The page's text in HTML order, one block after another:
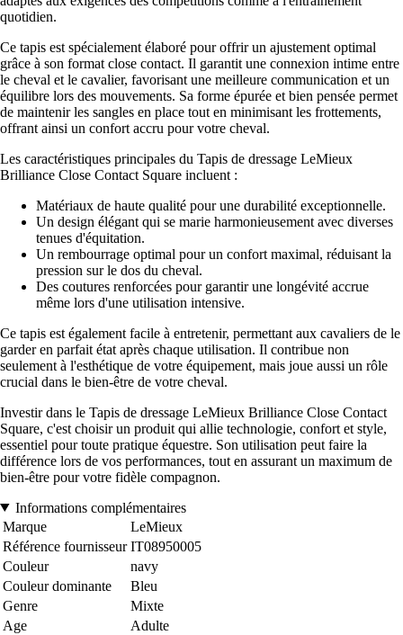
quotidien.
Ce tapis est spécialement élaboré pour offrir un ajustement optimal
grâce à son format close contact. Il garantit une connexion intime entre
le cheval et le cavalier, favorisant une meilleure communication et un
équilibre lors des mouvements. Sa forme épurée et bien pensée permet
de maintenir les sangles en place tout en minimisant les frottements,
offrant ainsi un confort accru pour votre cheval.
Les caractéristiques principales du Tapis de dressage LeMieux
Brilliance Close Contact Square incluent :
Matériaux de haute qualité pour une durabilité exceptionnelle.
Un design élégant qui se marie harmonieusement avec diverses
tenues d'équitation.
Un rembourrage optimal pour un confort maximal, réduisant la
pression sur le dos du cheval.
Des coutures renforcées pour garantir une longévité accrue
même lors d'une utilisation intensive.
Ce tapis est également facile à entretenir, permettant aux cavaliers de le
garder en parfait état après chaque utilisation. Il contribue non
seulement à l'esthétique de votre équipement, mais joue aussi un rôle
crucial dans le bien-être de votre cheval.
Investir dans le Tapis de dressage LeMieux Brilliance Close Contact
Square, c'est choisir un produit qui allie technologie, confort et style,
essentiel pour toute pratique équestre. Son utilisation peut faire la
différence lors de vos performances, tout en assurant un maximum de
bien-être pour votre fidèle compagnon.
Informations complémentaires
Marque
LeMieux
Référence fournisseur IT08950005
Couleur
navy
Couleur dominante
Bleu
Genre
Mixte
Age
Adulte